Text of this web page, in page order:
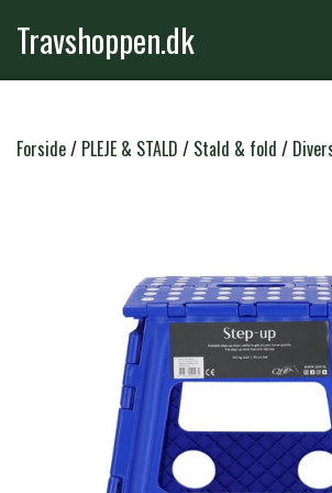
Travshoppen.dk
NYHEDER
GRIMER &
TRENSER &
SADLER &
RYTTER
RIDEBUKSER &
TRØJER, BLUSER & T-
PLEJE &
STRIGLER &
Forside PLEJE & STALD Stald & fold